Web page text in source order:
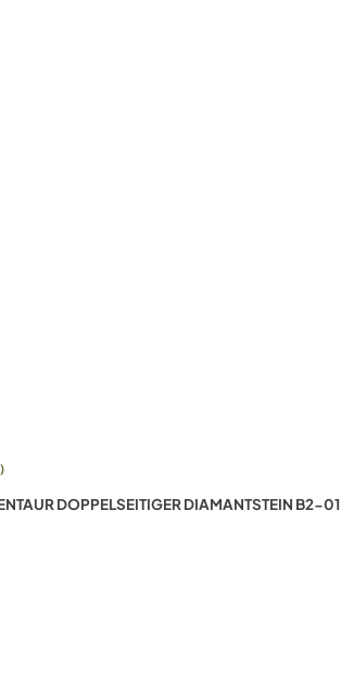
DOPPELSEITIGER DIAMANTSTEIN B2-